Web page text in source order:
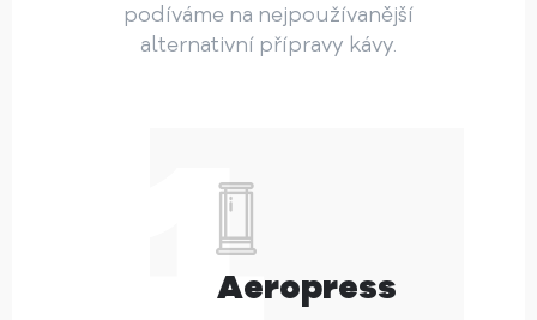
podíváme na nejpoužívanější
alternativní přípravy kávy.
Aeropress